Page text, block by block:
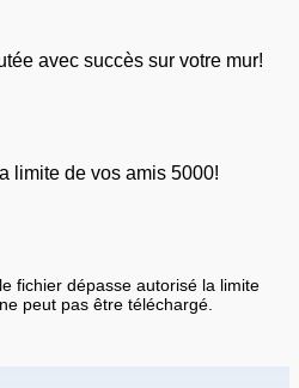
avec succès sur votre mur!
limite de vos amis 5000!
fichier dépasse autorisé la limite
peut pas être téléchargé.